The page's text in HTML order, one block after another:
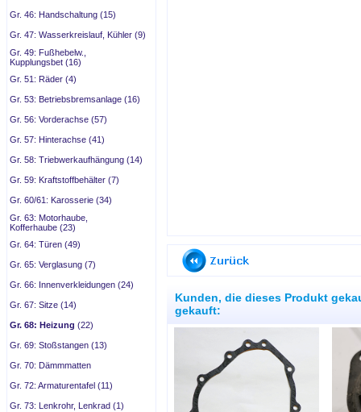
Gr. 46: Handschaltung (15)
Gr. 47: Wasserkreislauf, Kühler (9)
Gr. 49: Fußhebelw.,
Kupplungsbet (16)
Gr. 51: Räder (4)
Gr. 53: Betriebsbremsanlage (16)
Gr. 56: Vorderachse (57)
Gr. 57: Hinterachse (41)
Gr. 58: Triebwerkaufhängung (14)
Gr. 59: Kraftstoffbehälter (7)
Gr. 60/61: Karosserie (34)
Gr. 63: Motorhaube,
Kofferhaube (23)
Gr. 64: Türen (49)
Gr. 65: Verglasung (7)
Gr. 66: Innenverkleidungen (24)
Gr. 67: Sitze (14)
Gr. 68: Heizung (22)
Gr. 69: Stoßstangen (13)
Gr. 70: Dämmmatten
Gr. 72: Armaturentafel (11)
Gr. 73: Lenkrohr, Lenkrad (1)
Kunden, die dieses Produkt
gekauft: